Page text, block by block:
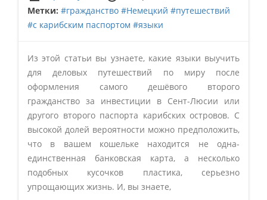
Метки: #гражданство #Немецкий #путешествий
#с карибским паспортом #языки
Из этой статьи вы узнаете, какие языки выучить
для деловых путешествий по миру после
оформления самого дешёвого второго
гражданство за инвестиции в Сент-Люсии или
другого второго паспорта карибских островов. С
высокой долей вероятности можно предположить,
что в вашем кошельке находится не одна-
единственная банковская карта, а несколько
подобных кусочков пластика, серьезно
упрощающих жизнь. И, вы знаете,